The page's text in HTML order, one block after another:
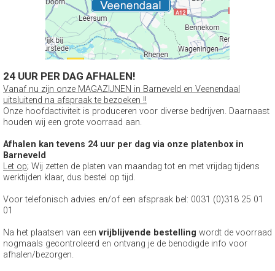
24 UUR PER DAG AFHALEN!
Vanaf nu zijn onze MAGAZIJNEN in Barneveld en Veenendaal
uitsluitend na afspraak te bezoeken !!
Onze hoofdactiviteit is produceren voor diverse bedrijven. Daarnaast
houden wij een grote voorraad aan.
Afhalen kan tevens 24 uur per dag via onze platenbox in
Barneveld
Let op; Wij zetten de platen van maandag tot en met vrijdag tijdens
werktijden klaar, dus bestel op tijd.
Voor telefonisch advies en/of een afspraak bel: 0031 (0)318 25 01
01
Na het plaatsen van een vrijblijvende bestelling wordt de voorraad
nogmaals gecontroleerd en ontvang je de benodigde info voor
afhalen/bezorgen.